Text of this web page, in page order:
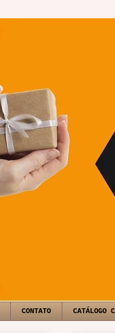
CONTATO CATÁLOGO